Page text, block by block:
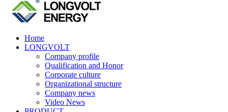
Home
LONGVOLT
Company profile
Qualification and Honor
Corporate culture
Organizational structure
Company news
Video News